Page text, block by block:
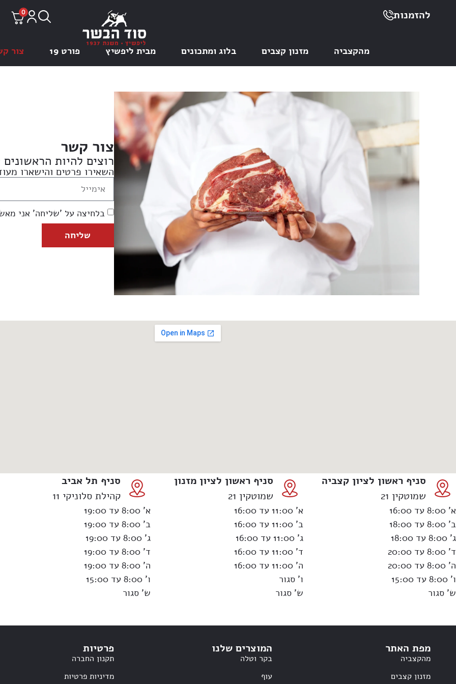
להזמנות 0
מהקצביה מזנון קצבים בלוג ומתכונים מבית ליפשיץ פורט 19 צור
צור קשר
רוצים להיות
השאירו פרטים והישארו
בלחיצה על 'שליחה' אני
שליחה
סניף ראשון לציון קצביה
שמוטקין 21
א’ 8:00 עד 16:00
ב’ 8:00 עד 18:00
ג’ 8:00 עד 18:00
ד’ 8:00 עד 20:00
ה’ 8:00 עד 20:00
ו’ 8:00 עד 15:00
ש’ סגור
סניף ראשון לציון מזנון
שמוטקין 21
א’ 11:00 עד 16:00
ב’ 11:00 עד 16:00
ג’ 11:00 עד 16:00
ד’ 11:00 עד 16:00
ה’ 11:00 עד 16:00
ו’ סגור
ש’ סגור
סניף תל אביב
קהילת סלוניקי 11
א’ 8:00 עד 19:00
ב’ 8:00 עד 19:00
ג’ 8:00 עד 19:00
ד’ 8:00 עד 19:00
ה’ 8:00 עד 19:00
ו’ 8:00 עד 15:00
ש’ סגור
מפת האתר
מהקצביה
מזנון קצבים
המוצרים שלנו
בקר וטלה
עוף
פרטיות
תקנון החברה
מדיניות פרטיות